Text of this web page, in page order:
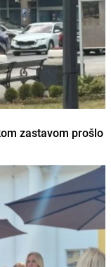
zastavom prošlo